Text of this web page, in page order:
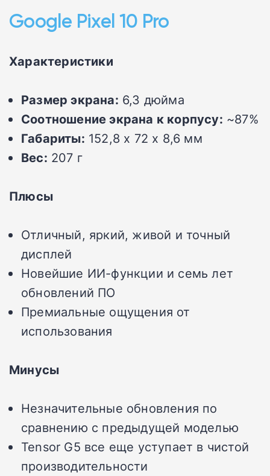
Google Pixel 10 Pro
Характеристики
Размер экрана: 6,3 дюйма
Соотношение экрана к корпусу: ~87%
Габариты: 152,8 x 72 x 8,6 мм
Вес: 207 г
Плюсы
Отличный, яркий, живой и точный
дисплей
Новейшие ИИ-функции и семь лет
обновлений ПО
Премиальные ощущения от
использования
Минусы
Незначительные обновления по
сравнению с предыдущей моделью
Tensor G5 все еще уступает в чистой
производительности